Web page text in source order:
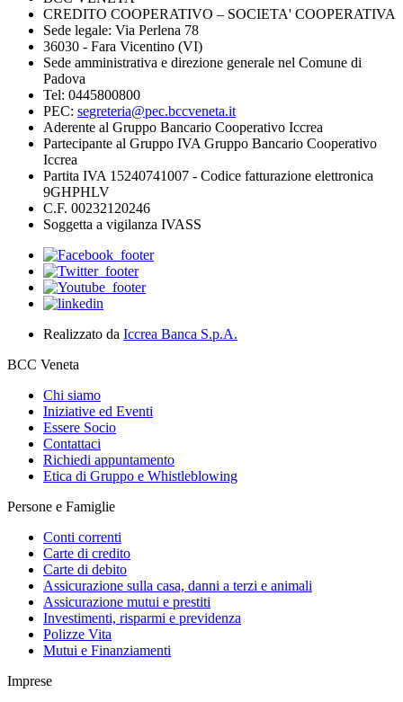
CREDITO COOPERATIVO – SOCIETA' COOPERATIVA
Sede legale: Via Perlena 78
36030 - Fara Vicentino (VI)
Sede amministrativa e direzione generale nel Comune di
Padova
Tel: 0445800800
PEC: segreteria@pec.bccveneta.it
Aderente al Gruppo Bancario Cooperativo Iccrea
Partecipante al Gruppo IVA Gruppo Bancario Cooperativo
Iccrea
Partita IVA 15240741007 - Codice fatturazione elettronica
9GHPHLV
C.F. 00232120246
Soggetta a vigilanza IVASS
Realizzato da Iccrea Banca S.p.A.
BCC Veneta
Chi siamo
Iniziative ed Eventi
Essere Socio
Contattaci
Richiedi appuntamento
Etica di Gruppo e Whistleblowing
Persone e Famiglie
Conti correnti
Carte di credito
Carte di debito
Assicurazione sulla casa, danni a terzi e animali
Assicurazione mutui e prestiti
Investimenti, risparmi e previdenza
Polizze Vita
Mutui e Finanziamenti
Imprese